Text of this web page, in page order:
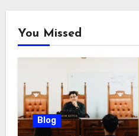
You Missed
Blog